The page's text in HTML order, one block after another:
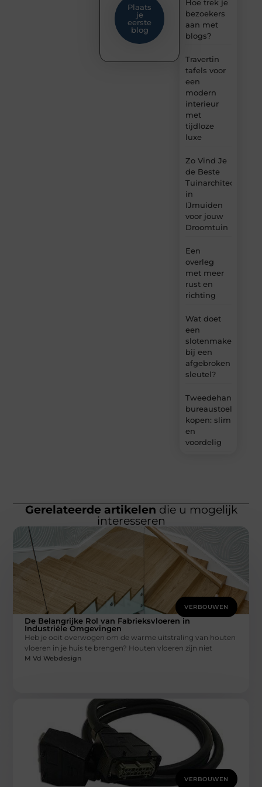
Hoe trek je
bezoekers
aan met
blogs?
Travertin
tafels voor
een
modern
interieur
met
tijdloze
luxe
Zo Vind Je
de Beste
Tuinarchitect
in
IJmuiden
voor jouw
Droomtuin
Een
overleg
met meer
rust en
richting
Wat doet
een
slotenmaker
bij een
afgebroken
sleutel?
Tweedehands
bureaustoel
kopen: slim
en
voordelig
Plaats
je
eerste
blog
Gerelateerde artikelen die u mogelijk
interesseren
VERBOUWEN
De Belangrijke Rol van Fabrieksvloeren in
Industriële Omgevingen
Heb je ooit overwogen om de warme uitstraling van houten
vloeren in je huis te brengen? Houten vloeren zijn niet
M Vd Webdesign
VERBOUWEN